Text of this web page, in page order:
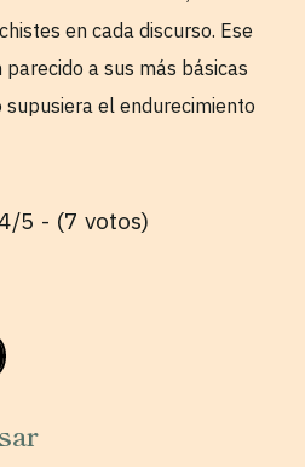
en cada discurso. Ese
a sus más básicas
el endurecimiento
5 - (7 votos)